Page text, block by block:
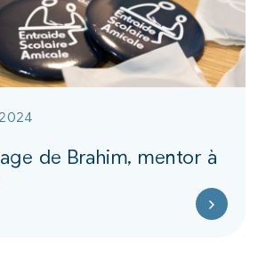
de Brahim, mentor à